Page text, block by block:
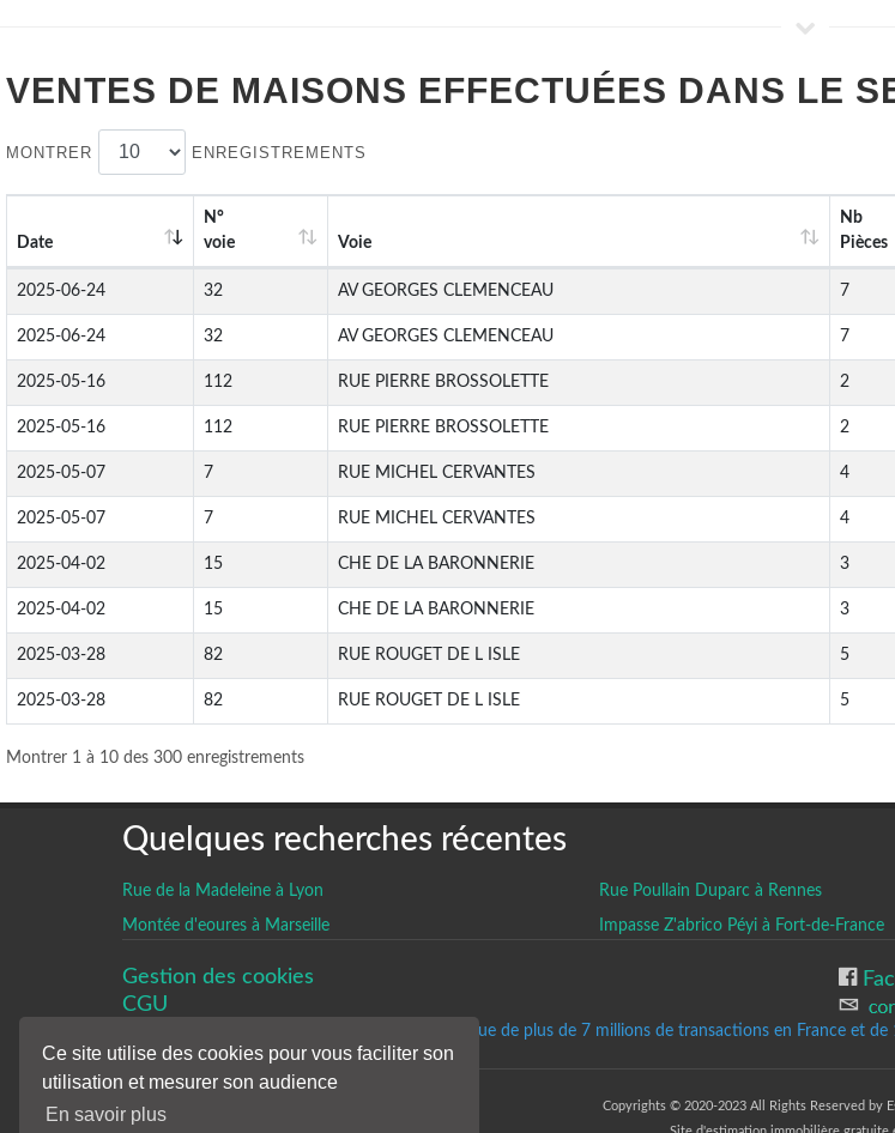
Ce site utilise des cookies pour vous faciliter son
utilisation et mesurer son audience
En savoir plus
VENTES DE MAISONS EFFECTUÉES DANS LE
MONTRER ENREGISTREMENTS
Date
N°
voie
Voie
Nb
Pièces
2025-06-24 32 AV GEORGES CLEMENCEAU 7
2025-06-24 32 AV GEORGES CLEMENCEAU 7
2025-05-16 112 RUE PIERRE BROSSOLETTE 2
2025-05-16 112 RUE PIERRE BROSSOLETTE 2
2025-05-07 7 RUE MICHEL CERVANTES 4
2025-05-07 7 RUE MICHEL CERVANTES 4
2025-04-02 15 CHE DE LA BARONNERIE 3
2025-04-02 15 CHE DE LA BARONNERIE 3
2025-03-28 82 RUE ROUGET DE L ISLE 5
2025-03-28 82 RUE ROUGET DE L ISLE 5
Montrer 1 à 10 des 300 enregistrements
Quelques recherches récentes
Rue de la Madeleine à Lyon Rue Poullain Duparc à Rennes
Montée d'eoures à Marseille Impasse Z'abrico Péyi à Fort-de-France
Gestion des cookies
CGU
Un historique de plus de 7 millions de transactions en France et de
Copyrights © 2020-2023 All Rights Reserved by